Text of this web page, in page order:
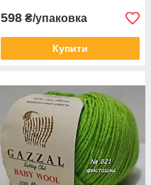
598 ₴/упаковка
Купити